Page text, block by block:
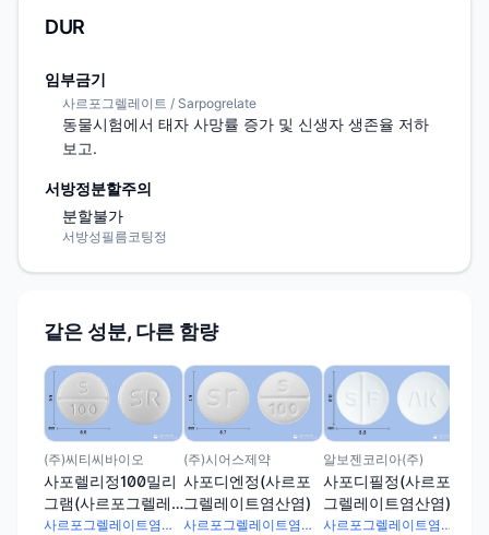
DUR
임부금기
사르포그렐레이트 / Sarpogrelate
동물시험에서 태자 사망률 증가 및 신생자 생존율 저하
보고.
서방정분할주의
분할불가
서방성필름코팅정
같은 성분, 다른 함량
(주)씨티씨바이오
사포렐리정100밀리
그램(사르포그렐레
이트염산염)
사르포그렐레이트염산염 100mg
(주)시어스제약
사포디엔정(사르포
그렐레이트염산염)
사르포그렐레이트염산염 100mg
알보젠코리아(주)
사포디필정(사르포
그렐레이트염산염)
사르포그렐레이트염산염 100mg